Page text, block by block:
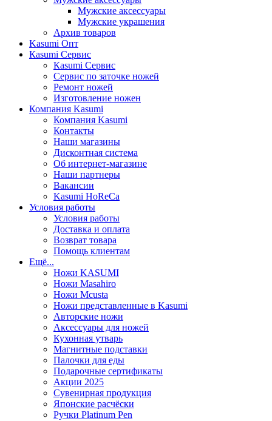
Мужские аксессуары
Мужские украшения
Архив товаров
Kasumi Опт
Кasumi Сервис
Кasumi Сервис
Сервис по заточке ножей
Ремонт ножей
Изготовление ножен
Компания Kasumi
Компания Kasumi
Контакты
Наши магазины
Дисконтная система
Об интернет-магазине
Наши партнеры
Вакансии
Kasumi HoReCa
Условия работы
Условия работы
Доставка и оплата
Возврат товара
Помощь клиентам
Ещё...
Ножи KASUMI
Ножи Masahiro
Ножи Mcusta
Ножи представленные в Kasumi
Авторские ножи
Аксессуары для ножей
Кухонная утварь
Магнитные подставки
Палочки для еды
Подарочные сертификаты
Акции 2025
Сувенирная продукция
Японские расчёски
Ручки Platinum Pen